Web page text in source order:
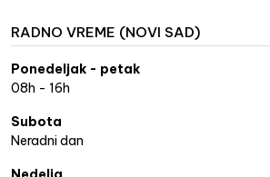
RADNO VREME (NOVI SAD)
Ponedeljak - petak
08h - 16h
Subota
Neradni dan